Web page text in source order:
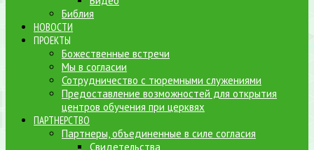
Библия
НОВОСТИ
ПРОЕКТЫ
Божественные встречи
Мы в согласии
Сотрудничество с тюремными служениями
Предоставление возможностей для открытия
центров обучения при церквях
ПАРТНЕРСТВО
Партнеры, объединенные в силе согласия
Свидетельства